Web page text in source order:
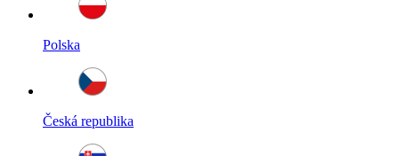
Polska
Česká republika